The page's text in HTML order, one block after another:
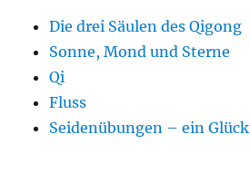
Die drei Säulen des Qigong
Sonne, Mond und Sterne
Qi
Fluss
Seidenübungen – ein Glück